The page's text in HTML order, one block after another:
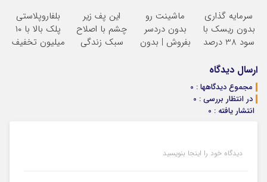
بلفا با 25%
تخفیف
مکانیک
سرمایه گذاری
بدون ریسک با
سود 38 درصد
ماشینت رو
بدون دردسر
بفروش | بدون
این پف زیر
چشم با اصلاح
سبک زندگی
بلفاروپلاستی
پلک بالا با ۱۰
میلیون تخفیف
ارسال دیدگاه
مجموع دیدگاهها : 0
در انتظار بررسی : 0
انتشار یافته : 0
دیدگاه خود را اینجا بنویسید